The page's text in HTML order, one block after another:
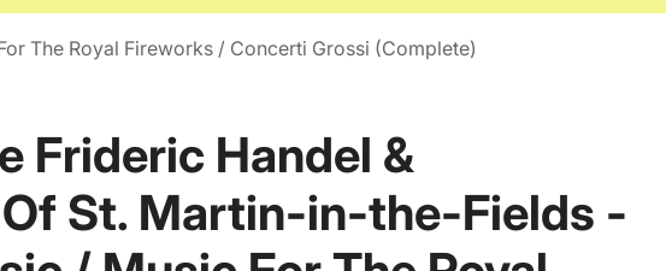
/
i
The Royal Fireworks / Concerti Grossi (Complete)
Frideric Handel &
St. Martin-in-the-Fields -